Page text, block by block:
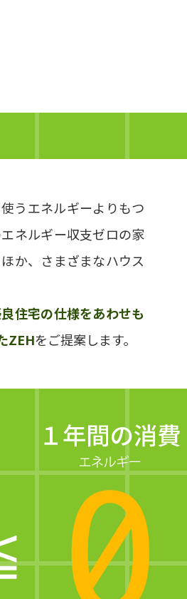
うエネルギーよりもつ
ネルギー収支ゼロの家
か、さまざまなハウス
住宅の仕様をあわせも
ZEHをご提案します。